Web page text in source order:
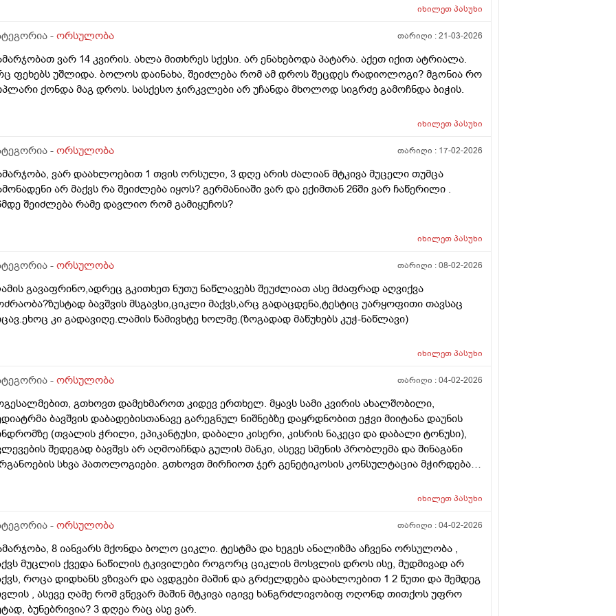
"დონორის" სურვილის მიუხედავად? თუ არ შეწუხდებით, დეტალურად რომ ამიხსნათ ამ
იხილეთპასუხი
- ორსულობა თარიღი :21-03-2026
ვარ 14 კვირის. ახლა მითხრეს სქესი. არ ენახებოდა პატარა. აქეთ იქით ატრიალა.
ფეხებს უშლიდა. ბოლოს დაინახა, შეიძლება რომ ამ დროს შეცდეს რადიოლოგი? მგონია რო
ქონდა მაგ დროს. სასქესო ჯირკვლები არ უჩანდა მხოლოდ სიგრძე გამოჩნდა ბიჭის.
იხილეთპასუხი
- ორსულობა თარიღი : 17-02-2026
ვარ დაახლოებით 1 თვის ორსული, 3 დღე არის ძალიან მტკივა მუცელი თუმცა
არ მაქვს რა შეიძლება იყოს? გერმანიაში ვარ და ექიმთან 26ში ვარ ჩაწერილი .
შეიძლება რამე დავლიო რომ გამიყუჩოს?
იხილეთპასუხი
- ორსულობა თარიღი :08-02-2026
გავაფრინო,ადრეც გკითხეთ ნუთუ ნაწლავებს შეუძლიათ ასე მძაფრად აღვიქვა
ბავშვის მსგავსი,ციკლი მაქვს,არც გადაცდენა,ტესტიც უარყოფითი თავსაც
კი გადავიღე.ლამის წამივხტე ხოლმე.(ზოგადად მაწუხებს კუჭ-ნაწლავი)
იხილეთპასუხი
- ორსულობა თარიღი :04-02-2026
გთხოვთ დამეხმაროთ კიდევ ერთხელ. მყავს სამი კვირის ახალშობილი,
ბავშვის დაბადებისთანავე გარეგნულ ნიშნებზე დაყრდნობით ეჭვი მიიტანა დაუნის
(თვალის ჭრილი, ეპიკანტუსი, დაბალი კისერი, კისრის ნაკეცი და დაბალი ტონუსი),
შედეგად ბავშვს არ აღმოაჩნდა გულის მანკი, ასევე სმენის პრობლემა და შინაგანი
სხვა პათოლოგიები. გთხოვთ მირჩიოთ ჯერ გენეტიკოსის კონსულტაცია მჭირდება
იხილეთპასუხი
- ორსულობა თარიღი :04-02-2026
8 იანვარს მქონდა ბოლო ციკლი. ტესტმა და ხეგეს ანალიზმა აჩვენა ორსულობა ,
მუცლის ქვედა ნაწილის ტკივილები როგორც ციკლის მოსვლის დროს ისე, მუდმივად არ
როცა დიდხანს ვზივარ და ავდგები მაშინ და გრძელდება დაახლოებით 1 2 წუთი და შემდეგ
, ასევე ღამე რომ ვწევარ მაშინ მტკივა იგივე ხანგრძლივობიფ ოღონდ თითქოს უფრო
ბუნებრივია? 3 დღეა რაც ასე ვარ.